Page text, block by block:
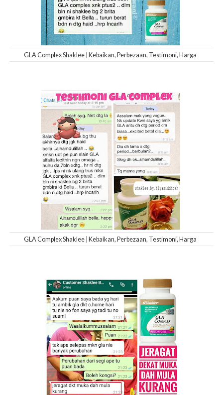
GLA Complex Shaklee | Kebaikan, Perbezaan, Testimoni, Harga
GLA Complex Shaklee | Kebaikan, Perbezaan, Testimoni, Harga